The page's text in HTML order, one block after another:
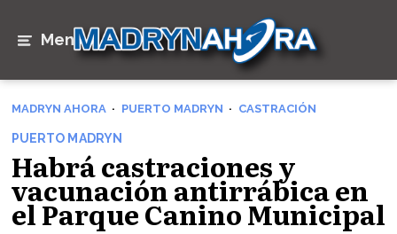
Menú
MADRYN AHORA PUERTO MADRYN CASTRACIÓN
PUERTO MADRYN
Habrá castraciones y
vacunación antirrábica en
el Parque Canino Municipal